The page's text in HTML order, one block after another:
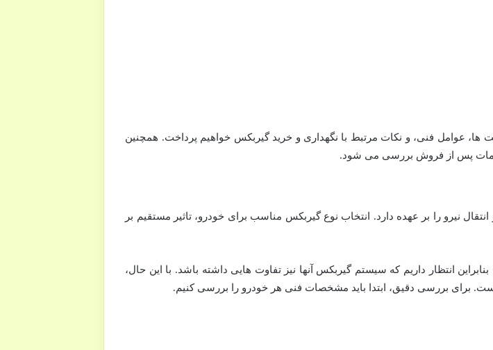
عوامل فنی، و نکات مرتبط با نگهداری و خرید گیربکس خواهیم پرداخت. همچنین
پس از فروش بررسی می شود.
نیرو را بر عهده دارد. انتخاب نوع گیربکس مناسب برای خودرو، تاثیر مستقیم بر
انتظار داریم که سیستم گیربکس آنها نیز تفاوت هایی داشته باشد. با این حال،
برای بررسی دقیق، ابتدا باید مشخصات فنی هر خودرو را بررسی کنیم.